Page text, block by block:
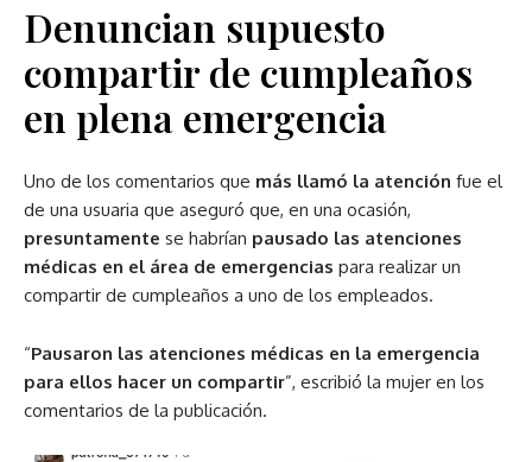
Denuncian supuesto
compartir de cumpleaños
en plena emergencia
Uno de los comentarios que más llamó la atención fue el
de una usuaria que aseguró que, en una ocasión,
presuntamente se habrían pausado las atenciones
médicas en el área de emergencias para realizar un
compartir de cumpleaños a uno de los empleados.
“Pausaron las atenciones médicas en la emergencia
para ellos hacer un compartir”, escribió la mujer en los
comentarios de la publicación.